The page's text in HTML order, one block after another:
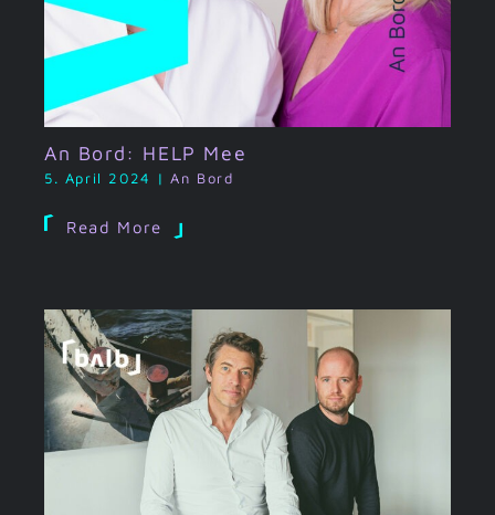
An Bord: HELP Mee
5. April 2024 | An Bord
Read More